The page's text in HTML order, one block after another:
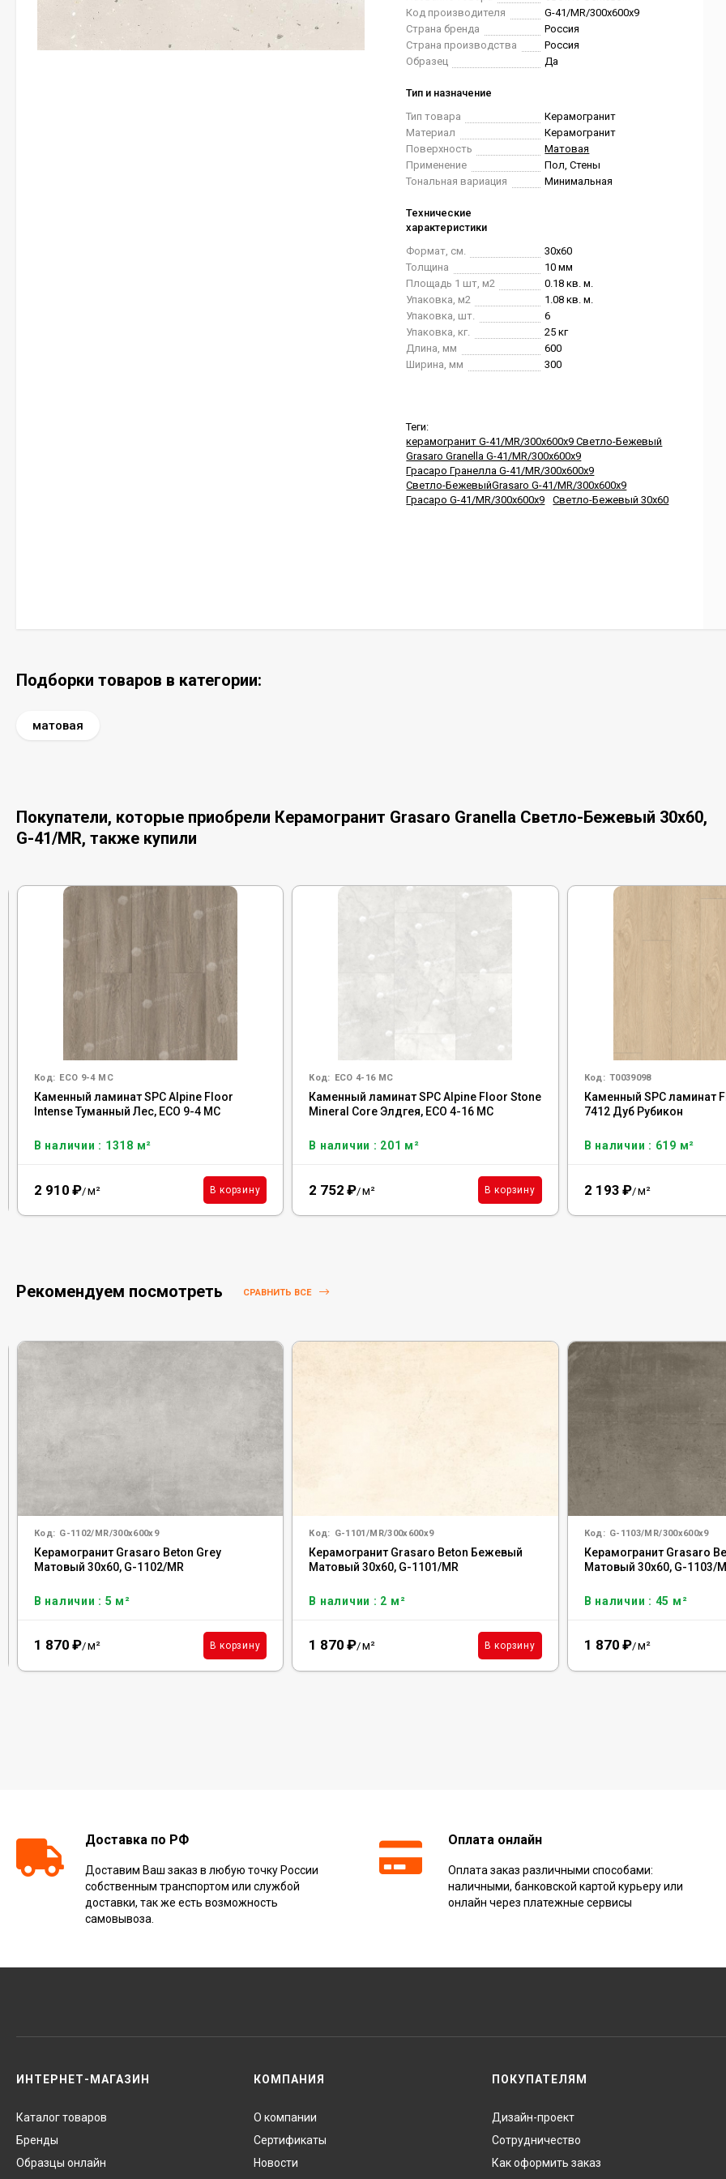
Код производителя
G-41/MR/300x600x9
Страна бренда
Россия
Страна производства
Россия
Образец
Да
Тип и назначение
Тип товара
Керамогранит
Материал
Керамогранит
Поверхность
Матовая
Применение
Пол, Стены
Тональная вариация
Минимальная
Технические
характеристики
Формат, см.
30x60
Толщина
10 мм
Площадь 1 шт, м2
0.18 кв. м.
Упаковка, м2
1.08 кв. м.
Упаковка, шт.
6
Упаковка, кг.
25 кг
Длина, мм
600
Ширина, мм
300
Теги:
керамогранит G-41/MR/300x600x9 Светло-Бежевый
Grasaro Granella G-41/MR/300x600x9
Грасаро Гранелла G-41/MR/300x600x9
Светло-БежевыйGrasaro G-41/MR/300x600x9
Грасаро G-41/MR/300x600x9
Светло-Бежевый 30x60
Подборки товаров в категории:
матовая
Покупатели, которые приобрели Керамогранит Grasaro Granella Светло-Бежевый 30x60,
G-41/MR, также купили
Код: ECO 9-4 MC
Каменный ламинат SPC Alpine Floor
Intense Туманный Лес, ECO 9-4 MC
В наличии : 1318 м²
2 910 ₽/м² В корзину
Код: ECO 4-16 MC
Каменный ламинат SPC Alpine Floor Stone
Mineral Core Элдгея, ЕСО 4-16 MC
В наличии : 201 м²
2 752 ₽/м² В корзину
Код: Т0039098
Каменный SPC ламинат
7412 Дуб Рубикон
В наличии : 619 м²
2 193 ₽/м²
Рекомендуем посмотреть СРАВНИТЬ ВСЕ
Код: G-1102/MR/300x600x9
Керамогранит Grasaro Beton Grey
Матовый 30x60, G-1102/MR
В наличии : 5 м²
1 870 ₽/м² В корзину
Код: G-1101/MR/300x600x9
Керамогранит Grasaro Beton Бежевый
Матовый 30x60, G-1101/MR
В наличии : 2 м²
1 870 ₽/м² В корзину
Код: G-1103/MR/300x600x9
Керамогранит Grasaro
Матовый 30x60, G-1103/
В наличии : 45 м²
1 870 ₽/м²
Доставка по РФ
Доставим Ваш заказ в любую точку России
собственным транспортом или службой
доставки, так же есть возможность
самовывоза.
Оплата онлайн
Оплата заказ различными способами:
наличными, банковской картой курьеру или
онлайн через платежные сервисы
ИНТЕРНЕТ-МАГАЗИН
Каталог товаров
Бренды
Образцы онлайн
КОМПАНИЯ
О компании
Сертификаты
Новости
ПОКУПАТЕЛЯМ
Дизайн-проект
Сотрудничество
Как оформить заказ